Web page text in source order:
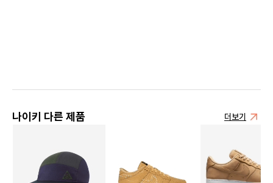
나이키 다른 제품 더보기